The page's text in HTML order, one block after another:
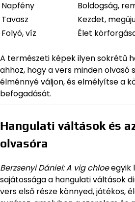
Napfény
Boldogság,
Tavasz
Kezdet,
Folyó, víz
Élet
A természeti képek ilyen sokrétű
ahhoz, hogy a vers minden olvasó
élménnyé váljon, és elmélyítse a
befogadását.
Hangulati váltások és
olvasóra
Berzsenyi Dániel: A vig chloeegyik
sajátossága a hangulati váltások
vers első része könnyed, játékos,